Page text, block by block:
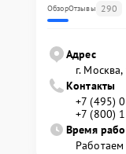
ОбзорОтзывы 290
Адрес
г.
Контакты
+7 (495)
+7 (800)
Время